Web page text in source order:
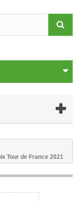
Tour de France 2021